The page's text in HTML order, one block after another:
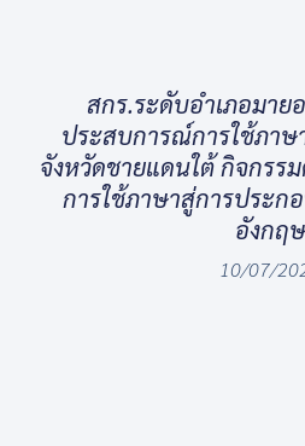
สกร.ระดับอำเภอมาย
ประสบการณ์การใช้ภาษ
จังหวัดชายแดนใต้ กิจกรร
การใช้ภาษาสู่การประก
อังกฤษ
10/07/